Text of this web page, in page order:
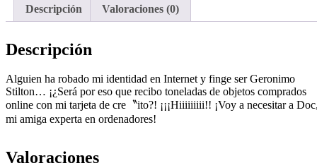
Descripción Valoraciones (0)
Descripción
Alguien ha robado mi identidad en Internet y finge ser Geronimo
Stilton… ¡¿Será por eso que recibo toneladas de objetos comprados
online con mi tarjeta de cre〝ito?! ¡¡¡Hiiiiiiiii!! ¡Voy a necesitar a
mi amiga experta en ordenadores!
Valoraciones